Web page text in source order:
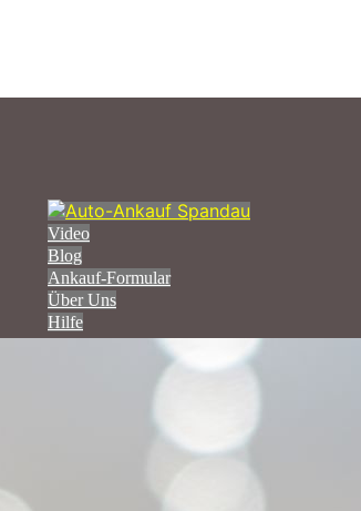
Video
Blog
Ankauf-Formular
Über Uns
Hilfe